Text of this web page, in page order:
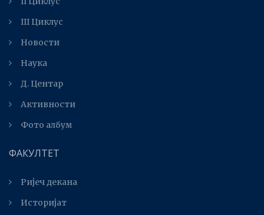
III Циклус
Новости
Наука
Д. Центар
Активности
Фото албум
ФАКУЛТЕТ
Ријеч декана
Историјат